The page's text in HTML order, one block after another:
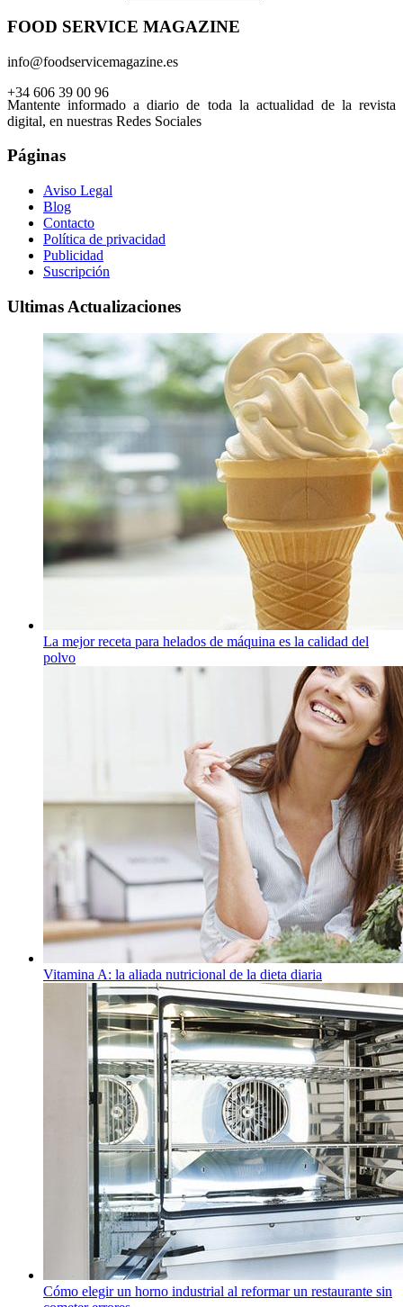
FOOD SERVICE MAGAZINE
info@foodservicemagazine.es
+34 606 39 00 96
Mantente informado a diario de toda la actualidad de la revista
digital, en nuestras Redes Sociales
Páginas
Aviso Legal
Blog
Contacto
Política de privacidad
Publicidad
Suscripción
Ultimas Actualizaciones
La mejor receta para helados de máquina es la calidad del
polvo
Vitamina A: la aliada nutricional de la dieta diaria
Cómo elegir un horno industrial al reformar un restaurante sin